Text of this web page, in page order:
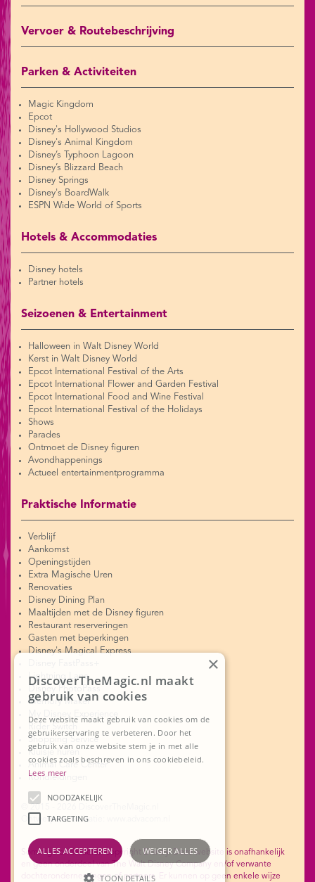
Vervoer & Routebeschrijving
Parken & Activiteiten
Magic Kingdom
Epcot
Disney's Hollywood Studios
Disney's Animal Kingdom
Disney’s Typhoon Lagoon
Disney’s Blizzard Beach
Disney Springs
Disney's BoardWalk
ESPN Wide World of Sports
Hotels & Accommodaties
Disney hotels
Partner hotels
Seizoenen & Entertainment
Halloween in Walt Disney World
Kerst in Walt Disney World
Epcot International Festival of the Arts
Epcot International Flower and Garden Festival
Epcot International Food and Wine Festival
Epcot International Festival of the Holidays
Shows
Parades
Ontmoet de Disney figuren
Avondhappenings
Actueel entertainmentprogramma
Praktische Informatie
Verblijf
Aankomst
Openingstijden
Extra Magische Uren
Renovaties
Disney Dining Plan
Maaltijden met de Disney figuren
Restaurant reserveringen
Gasten met beperkingen
Disney's Magical Express
Lightning Lane
Memory Maker
Shopping Service
Kluisje huren
Animal Care Center
Rondleidingen
Ontwerp en realisatie: www.advacom.nl
Sommige onderdelen copyright Disney. Deze website is onafhankelijk
en geen onderdeel van The Walt Disney Company en/of verwante
dochterondernemingen of partners. Er kunnen op geen enkele wijze
DiscoverTheMagic.nl maakt
gebruik van cookies
Deze website maakt gebruik van cookies om de
gebruikerservaring te verbeteren. Door het
gebruik van onze website stem je in met alle
cookies zoals beschreven in ons cookiebeleid.
Lees meer
NOODZAKELIJK
TARGETING
ALLES ACCEPTEREN WEIGER ALLES
TOON DETAILS
×